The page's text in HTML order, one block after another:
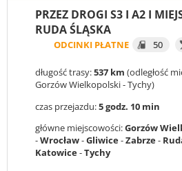
PRZEZ DROGI S3 I A2 I
RUDA ŚLĄSKA
ODCINKI PŁATNE 50
długość trasy:537 km (odległość
Gorzów Wielkopolski - Tychy)
czas przejazdu:5 godz. 10 min
główne miejscowości:Gorzów
-Wrocław-Gliwice-Zabrze-
Katowice-Tychy